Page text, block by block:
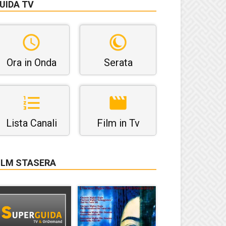
TV
Ora in Onda Serata
Lista Canali Film in Tv
STASERA